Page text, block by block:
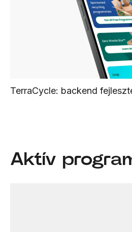
TerraCycle: backend
Aktív